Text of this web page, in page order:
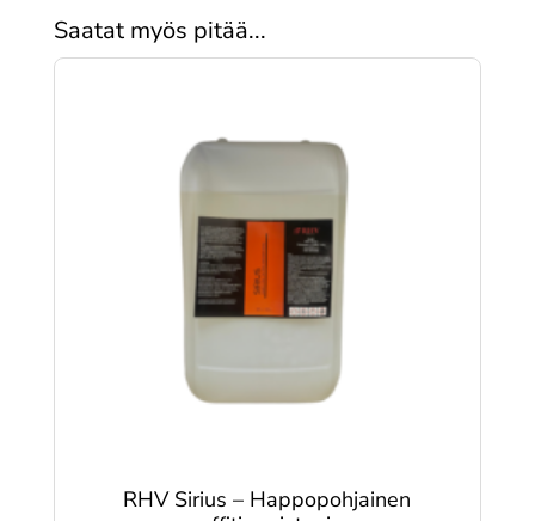
Saatat myös pitää...
RHV Sirius – Happopohjainen